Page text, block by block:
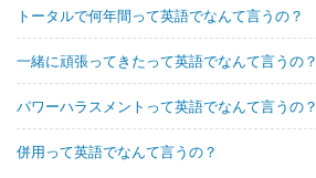
トータルで何年間って英語でなんて言うの？
一緒に頑張ってきたって英語でなんて言うの？
パワーハラスメントって英語でなんて言うの？
併用って英語でなんて言うの？